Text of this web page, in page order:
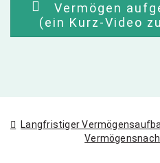
Vermögen
(ein Kurz-Video
Beitragsnavigation
Langfristiger